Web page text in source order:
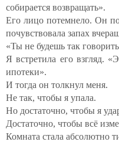
собирается возвращать».
Его лицо потемнело. Он
почувствовала запах
«Ты не будешь так
Я встретила его взгляд.
ипотеки».
И тогда он толкнул меня.
Не так, чтобы я упала.
Но достаточно, чтобы я
Достаточно, чтобы всё
Комната стала абсолютно